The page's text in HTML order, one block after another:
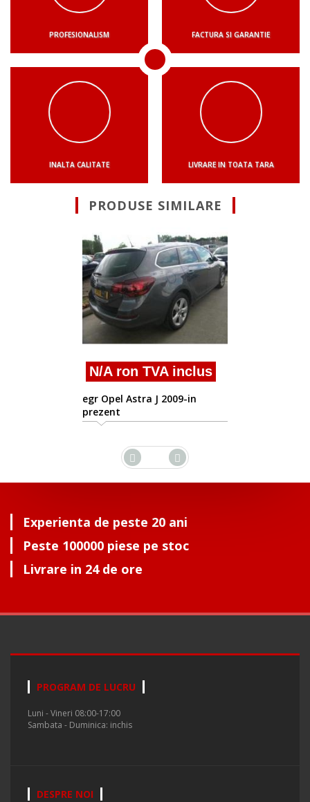
PROFESIONALISM FACTURA SI GARANTIE
INALTA CALITATE LIVRARE IN TOATA TARA
PRODUSE SIMILARE
Suna pentru
valva egr 1.7cdti Opel
Experienta de peste 20 ani
Peste 100000 piese pe stoc
Livrare in 24 de ore
PROGRAM DE LUCRU
Luni - Vineri 08:00-17:00
Sambata - Duminica: inchis
DESPRE NOI